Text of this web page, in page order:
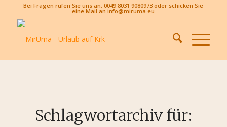
Bei Fragen rufen Sie uns an: 0049 8031 9080973 oder schicken Sie
eine Mail an info@miruma.eu
Schlagwortarchiv für: